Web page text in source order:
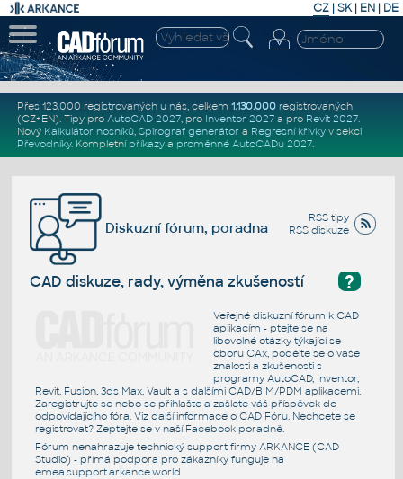
CZ | SK| EN | DE
Přes 123.000 registrovaných u nás, celkem 1.130.000registrovaných
(CZ+EN). Tipy pro AutoCAD 2027, pro Inventor 2027a pro Revit 2027.
Nový Kalkulátor nosníků, Spirograf generátor a Regresní křivkyv sekci
Převodníky. Kompletní příkazya proměnné AutoCADu 2027.
RSS tipy
RSS diskuze
Diskuzní fórum, poradna
?
CAD diskuze, rady, výměna zkušeností
Veřejné diskuzní fórum k CAD
aplikacím - ptejte se na
libovolné otázky týkající se
oboru CAx, podělte se o vaše
znalosti a zkušenosti s
programy AutoCAD, Inventor,
Revit, Fusion, 3ds Max, Vault a s dalšími CAD/BIM/PDM aplikacemi.
Zaregistrujte se nebo se přihlašte a zašlete váš příspěvek do
odpovídajícího fóra. Viz další informace o CAD Fóru. Nechcete se
registrovat? Zeptejte se v naší Facebook poradně.
Fórum nenahrazuje technický support firmy ARKANCE (CAD
Studio) - přímá podpora pro zákazníky funguje na
emea.support.arkance.world